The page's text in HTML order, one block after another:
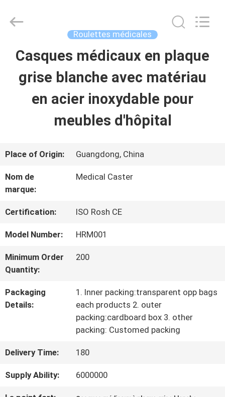
MAISON
PRODUITS
SUJET
DE
NOUS
VISITE
D'USINE
DE
QUALITÉ
Ylcaster
Metal
Roulettes médicales
Casques médicaux en plaque
grise blanche avec matériau
en acier inoxydable pour
meubles d'hôpital
Place of Origin: Guangdong, China
Nom de
marque:
Medical Caster
Certification: ISO Rosh CE
Model Number: HRM001
Minimum Order
Quantity:
200
Packaging
Details:
1. Inner packing:transparent opp bags
each products 2. outer
packing:cardboard box 3. other
packing: Customed packing
Delivery Time: 180
Supply Ability: 6000000